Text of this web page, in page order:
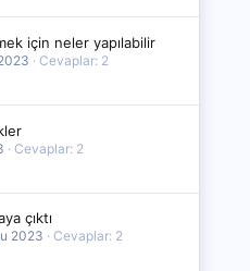
için neler yapılabilir
Cevaplar: 2
Cevaplar: 2
çıktı
2023
Cevaplar: 2